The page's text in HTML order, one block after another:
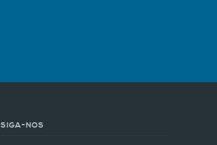
SIGA-NOS